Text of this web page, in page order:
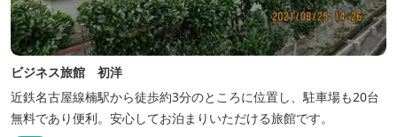
ビジネス旅館 初洋
近鉄名古屋線楠駅から徒歩約3分のところに位置し、駐車場も20台
無料であり便利。安心してお泊まりいただける旅館です。